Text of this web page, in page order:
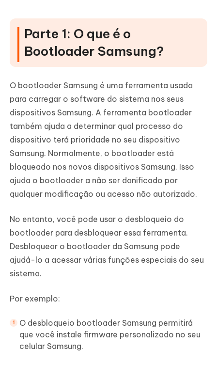
Parte 1: O que é o
Bootloader Samsung?
O bootloader Samsung é uma ferramenta usada
para carregar o software do sistema nos seus
dispositivos Samsung. A ferramenta bootloader
também ajuda a determinar qual processo do
dispositivo terá prioridade no seu dispositivo
Samsung. Normalmente, o bootloader está
bloqueado nos novos dispositivos Samsung. Isso
ajuda o bootloader a não ser danificado por
qualquer modificação ou acesso não autorizado.
No entanto, você pode usar o desbloqueio do
bootloader para desbloquear essa ferramenta.
Desbloquear o bootloader da Samsung pode
ajudá-lo a acessar várias funções especiais do seu
sistema.
Por exemplo:
O desbloqueio bootloader Samsung permitirá
que você instale firmware personalizado no seu
celular Samsung.